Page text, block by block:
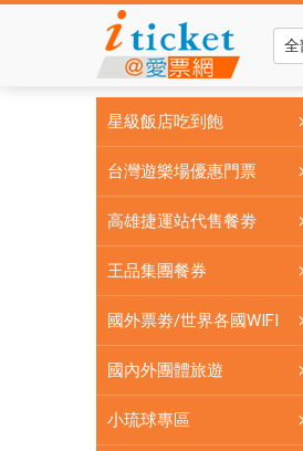
題
台
中
和
有
實
門
票
星級飯店吃到飽
台灣遊樂場優惠門票
高雄捷運站代售餐劵
王品集團餐券
國外票劵/世界各國WIFI
國內外團體旅遊
小琉球專區